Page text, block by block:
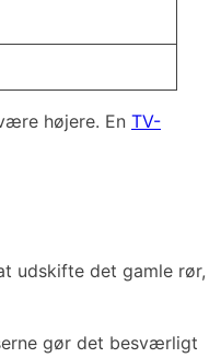
højere. En TV-
udskifte det gamle rør,
gør det besværligt